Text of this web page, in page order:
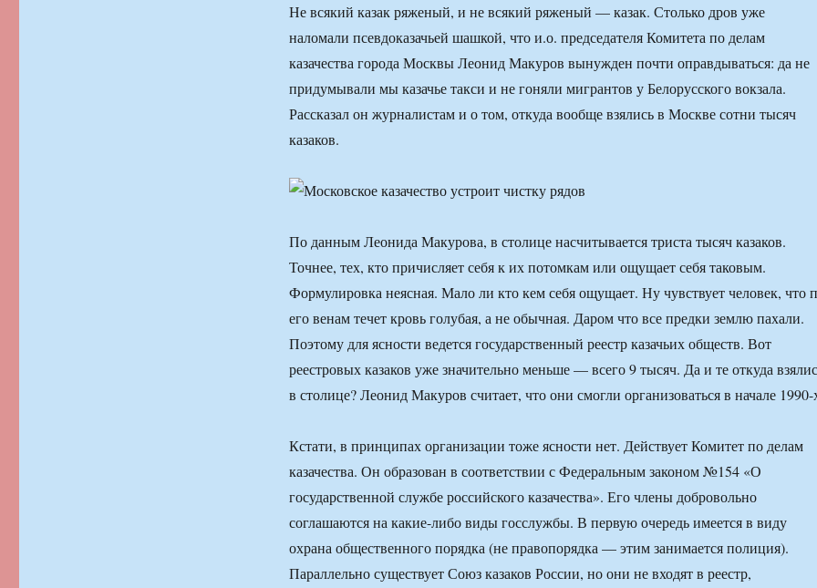
Не всякий казак ряженый, и не всякий ряженый — казак. Столько дров уже
наломали псевдоказачьей шашкой, что и.о. председателя Комитета по делам
казачества города Москвы Леонид Макуров вынужден почти оправдываться: да не
придумывали мы казачье такси и не гоняли мигрантов у Белорусского вокзала.
Рассказал он журналистам и о том, откуда вообще взялись в Москве сотни тысяч
казаков.
По данным Леонида Макурова, в столице насчитывается триста тысяч казаков.
Точнее, тех, кто причисляет себя к их потомкам или ощущает себя таковым.
Формулировка неясная. Мало ли кто кем себя ощущает. Ну чувствует человек, что
его венам течет кровь голубая, а не обычная. Даром что все предки землю пахали.
Поэтому для ясности ведется государственный реестр казачьих обществ. Вот
реестровых казаков уже значительно меньше — всего 9 тысяч. Да и те откуда
в столице? Леонид Макуров считает, что они смогли организоваться в начале 1990-
Кстати, в принципах организации тоже ясности нет. Действует Комитет по делам
казачества. Он образован в соответствии с Федеральным законом №154 «О
государственной службе российского казачества». Его члены добровольно
соглашаются на какие-либо виды госслужбы. В первую очередь имеется в виду
охрана общественного порядка (не правопорядка — этим занимается полиция).
Параллельно существует Союз казаков России, но они не входят в реестр,